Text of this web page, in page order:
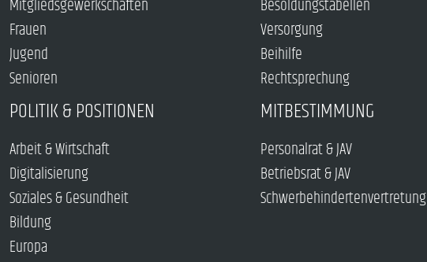
Mitgliedsgewerkschaften
Frauen
Jugend
Senioren
Besoldungstabellen
Versorgung
Beihilfe
Rechtsprechung
POLITIK & POSITIONEN
Arbeit & Wirtschaft
Digitalisierung
Soziales & Gesundheit
Bildung
Europa
MITBESTIMMUNG
Personalrat & JAV
Betriebsrat & JAV
Schwerbehindertenvertretung